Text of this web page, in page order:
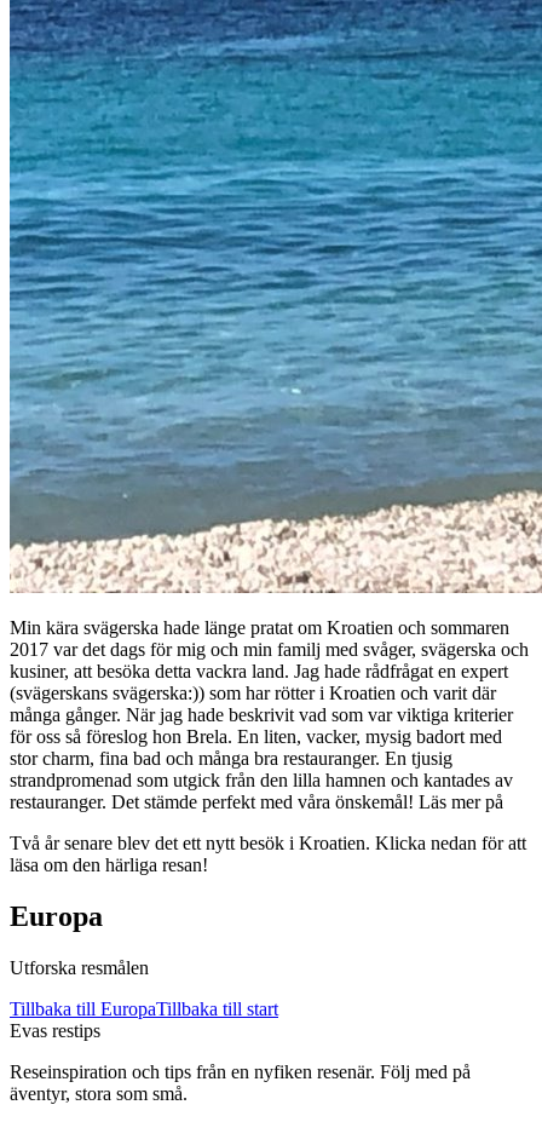
Min kära svägerska hade länge pratat om Kroatien och sommaren
2017 var det dags för mig och min familj med svåger, svägerska och
kusiner, att besöka detta vackra land. Jag hade rådfrågat en expert
(svägerskans svägerska:)) som har rötter i Kroatien och varit där
många gånger. När jag hade beskrivit vad som var viktiga kriterier
för oss så föreslog hon Brela. En liten, vacker, mysig badort med
stor charm, fina bad och många bra restauranger. En tjusig
strandpromenad som utgick från den lilla hamnen och kantades av
restauranger. Det stämde perfekt med våra önskemål! Läs mer på
Två år senare blev det ett nytt besök i Kroatien. Klicka nedan för att
läsa om den härliga resan!
Europa
Utforska resmålen
Tillbaka till EuropaTillbaka till start
Evas restips
Reseinspiration och tips från en nyfiken resenär. Följ med på
äventyr, stora som små.